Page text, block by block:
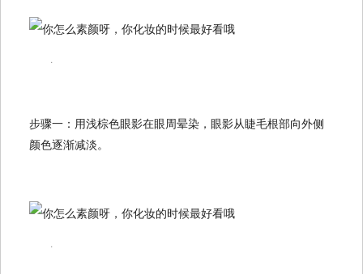
步骤一：用浅棕色眼影在眼周晕染，眼影从睫毛根部向外侧
颜色逐渐减淡。